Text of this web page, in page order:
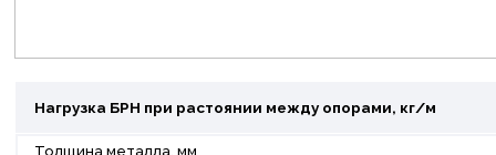
Нагрузка БРН при растоянии между опорами, кг/м
Толщина металла, мм